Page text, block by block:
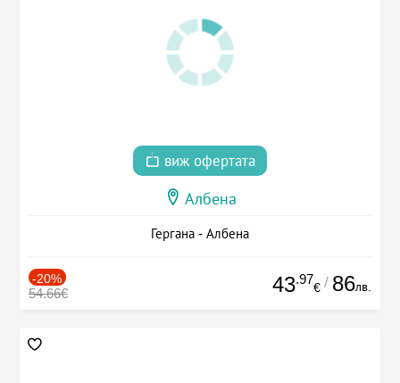
виж офертата
Албена
Гергана - Албена
-20%
54.66€ 43.97
€ / 86лв.